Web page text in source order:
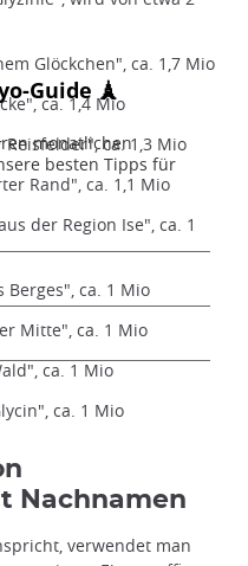
Glöckchen", ca. 1,7 Mio
ca. 1,4 Mio
ca. 1,3 Mio
Rand", ca. 1,1 Mio
der Region Ise", ca. 1
Berges", ca. 1 Mio
Mitte", ca. 1 Mio
ca. 1 Mio
ca. 1 Mio
Nachnamen
verwendet man